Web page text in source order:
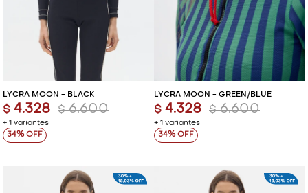
LYCRA MOON - BLACK
+ 1 variantes
$ 4.328 $ 6.600
34
LYCRA MOON - GREEN/BLUE
+ 1 variantes
$ 4.328 $ 6.600
34